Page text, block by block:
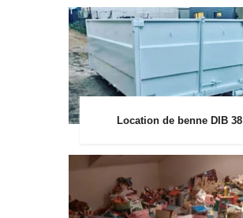
Location de benne DIB 38